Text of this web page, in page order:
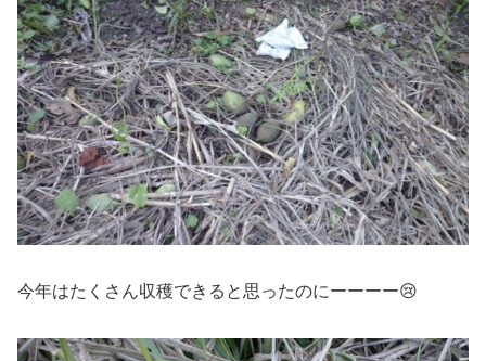
今年はたくさん収穫できると思ったのにーーーー😢